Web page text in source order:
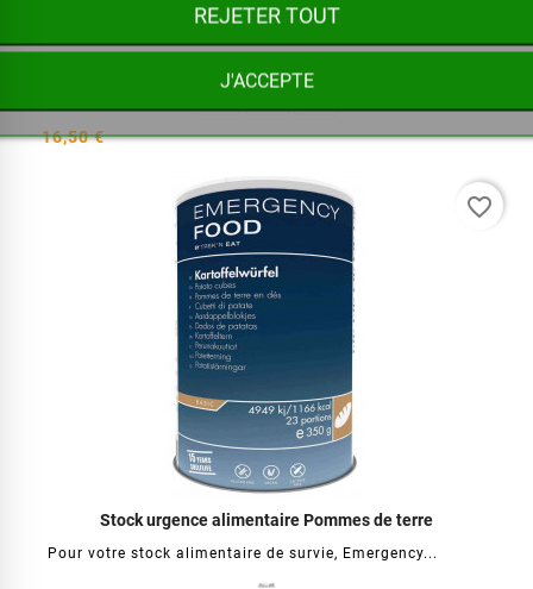
Pour votre stock alimentaire de survie, Emergency Food...
  
16,50 €
Stock urgence alimentaire Pommes de terre
Pour votre stock alimentaire de survie, Emergency...
favorite_border
REJETER TOUT
J'ACCEPTE